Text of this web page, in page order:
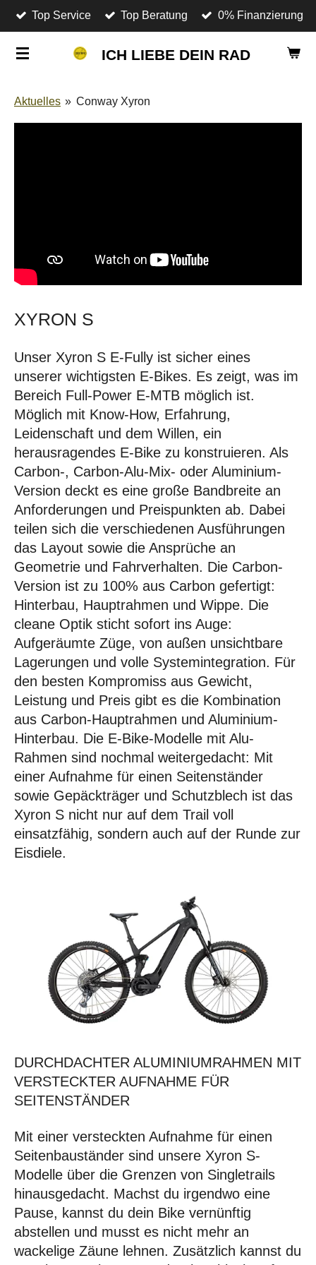
Zum
Hauptinhalt
springen
ICH LIEBE DEIN RAD
Top Service Top Beratung 0% Finanzierung
Aktuelles » Conway Xyron
XYRON S
Unser Xyron S E-Fully ist sicher eines
unserer wichtigsten E-Bikes. Es zeigt, was im
Bereich Full-Power E-MTB möglich ist.
Möglich mit Know-How, Erfahrung,
Leidenschaft und dem Willen, ein
herausragendes E-Bike zu konstruieren. Als
Carbon-, Carbon-Alu-Mix- oder Aluminium-
Version deckt es eine große Bandbreite an
Anforderungen und Preispunkten ab. Dabei
teilen sich die verschiedenen Ausführungen
das Layout sowie die Ansprüche an
Geometrie und Fahrverhalten. Die Carbon-
Version ist zu 100% aus Carbon gefertigt:
Hinterbau, Hauptrahmen und Wippe. Die
cleane Optik sticht sofort ins Auge:
Aufgeräumte Züge, von außen unsichtbare
Lagerungen und volle Systemintegration. Für
den besten Kompromiss aus Gewicht,
Leistung und Preis gibt es die Kombination
aus Carbon-Hauptrahmen und Aluminium-
Hinterbau. Die E-Bike-Modelle mit Alu-
Rahmen sind nochmal weitergedacht: Mit
einer Aufnahme für einen Seitenständer
sowie Gepäckträger und Schutzblech ist das
Xyron S nicht nur auf dem Trail voll
einsatzfähig, sondern auch auf der Runde zur
Eisdiele.
DURCHDACHTER ALUMINIUMRAHMEN MIT
VERSTECKTER AUFNAHME FÜR
SEITENSTÄNDER
Mit einer versteckten Aufnahme für einen
Seitenbauständer sind unsere Xyron S-
Modelle über die Grenzen von Singletrails
hinausgedacht. Machst du irgendwo eine
Pause, kannst du dein Bike vernünftig
abstellen und musst es nicht mehr an
wackelige Zäune lehnen. Zusätzlich kannst du